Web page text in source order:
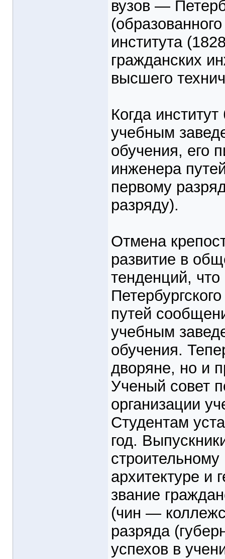
вузов —
института
гражданских
высшего
Когда
учебным
обучения, его
инженера
первому
разряду).
Отмена
развитие в
тенденций,
путей
учебным
обучения.
дворяне, но и
Ученый совет
организации
Студентам
год.
строительному
архитектуре и
звание
(чин —
разряда
успехов в